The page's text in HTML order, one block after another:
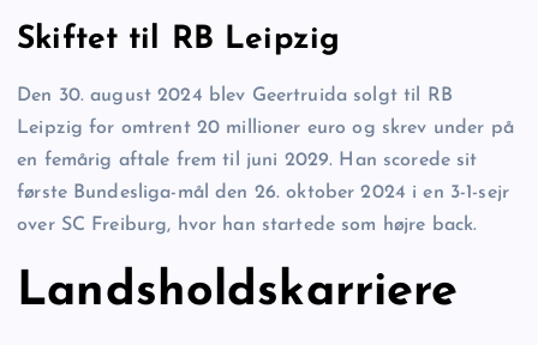
Skiftet til RB Leipzig
Den 30. august 2024 blev Geertruida solgt til RB
Leipzig for omtrent 20 millioner euro og skrev under på
en femårig aftale frem til juni 2029. Han scorede sit
første Bundesliga-mål den 26. oktober 2024 i en 3-1-sejr
over SC Freiburg, hvor han startede som højre back.
Landsholdskarriere